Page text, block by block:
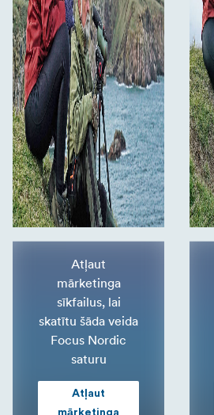
Atļaut
mārketinga
sīkfailus, lai
skatītu šāda veida
Focus Nordic
saturu
Atļaut
mārketinga